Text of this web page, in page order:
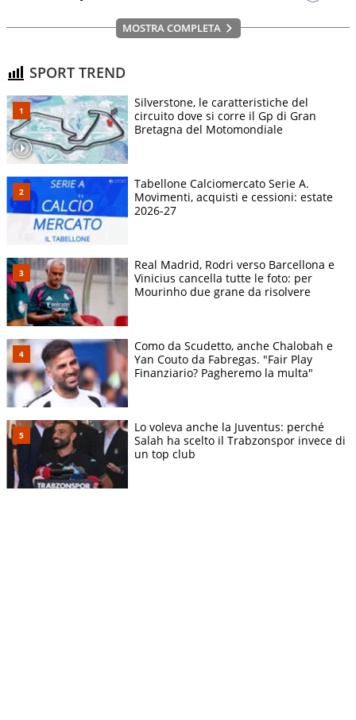
MOSTRA COMPLETA
SPORT TREND
Silverstone, le caratteristiche del
circuito dove si corre il Gp di Gran
Bretagna del Motomondiale
Tabellone Calciomercato Serie A.
Movimenti, acquisti e cessioni: estate
2026-27
Real Madrid, Rodri verso Barcellona e
Vinicius cancella tutte le foto: per
Mourinho due grane da risolvere
Como da Scudetto, anche Chalobah e
Yan Couto da Fabregas. "Fair Play
Finanziario? Pagheremo la multa"
Lo voleva anche la Juventus: perché
Salah ha scelto il Trabzonspor invece di
un top club